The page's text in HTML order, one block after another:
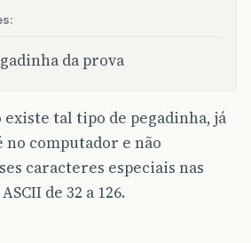
da prova
existe tal tipo de pegadinha, já
no computador e não
caracteres especiais nas
de 32 a 126.